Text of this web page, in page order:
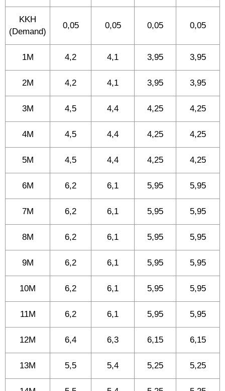
KKH
(Demand)
0,05 0,05 0,05 0,05
1M 4,2 4,1 3,95 3,95
2M 4,2 4,1 3,95 3,95
3M 4,5 4,4 4,25 4,25
4M 4,5 4,4 4,25 4,25
5M 4,5 4,4 4,25 4,25
6M 6,2 6,1 5,95 5,95
7M 6,2 6,1 5,95 5,95
8M 6,2 6,1 5,95 5,95
9M 6,2 6,1 5,95 5,95
10M 6,2 6,1 5,95 5,95
11M 6,2 6,1 5,95 5,95
12M 6,4 6,3 6,15 6,15
13M 5,5 5,4 5,25 5,25